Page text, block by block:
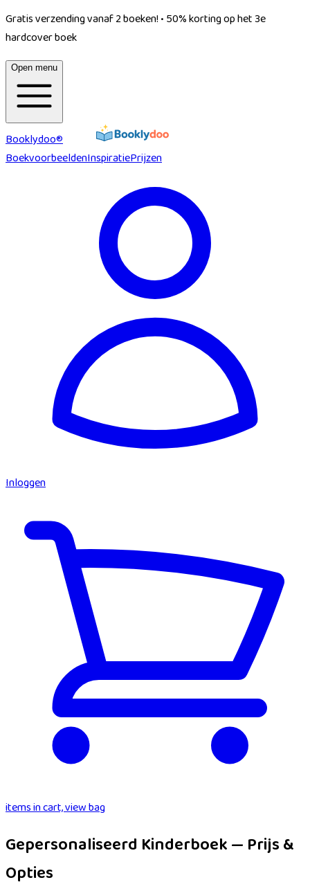
Gratis verzending vanaf 2 boeken!•50% korting op het 3e
hardcover boek
Open menu
Booklydoo®
BoekvoorbeeldenInspiratiePrijzen
Inloggen
items in cart, view bag
Gepersonaliseerd Kinderboek — Prijs &
Opties